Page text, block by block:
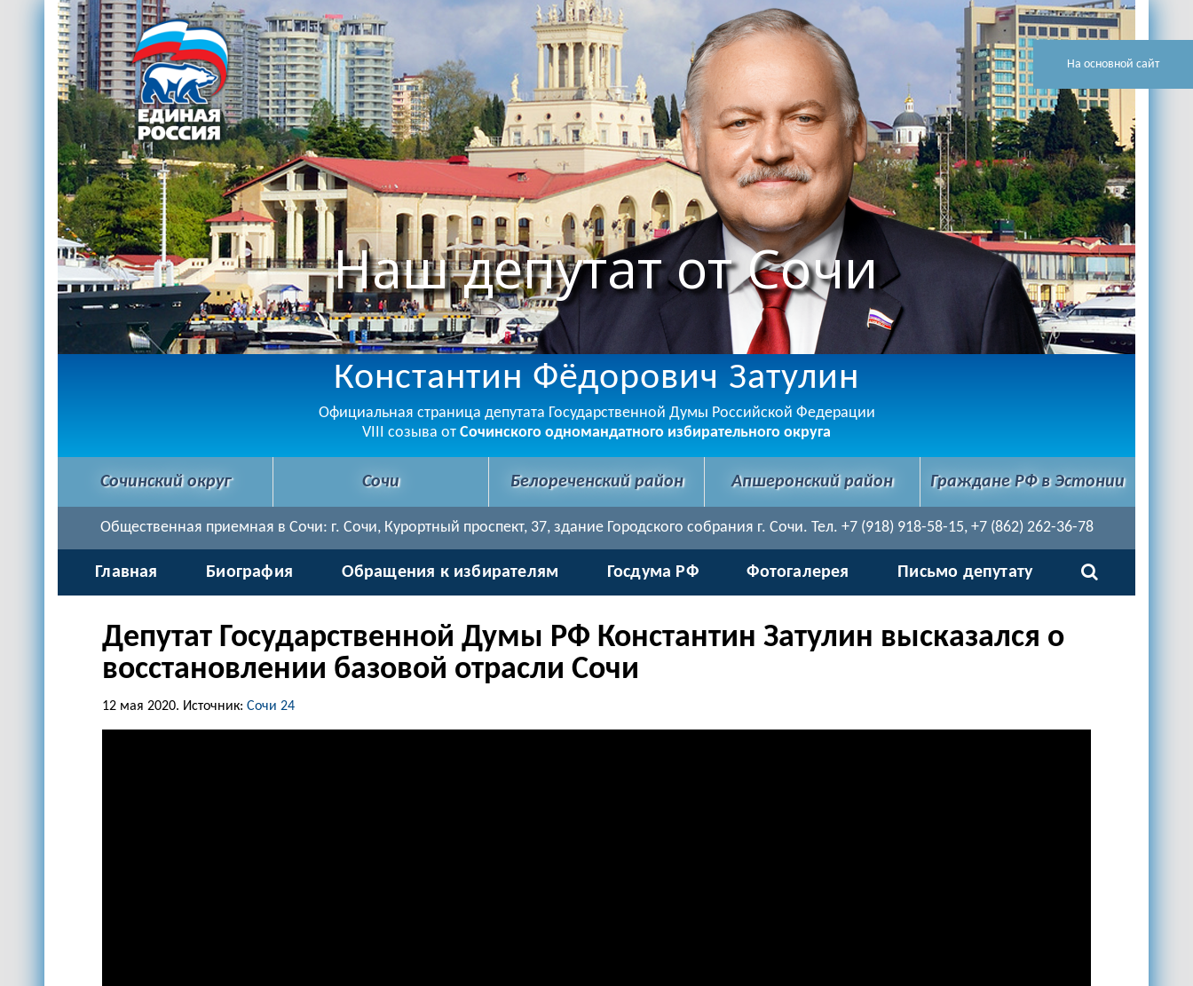
На основной сайт
Наш депутат от Сочи
Константин Фёдорович Затулин
Официальная страница депутата Государственной Думы Российской Федерации
VIII созыва от Сочинского одномандатного избирательного округа
Сочинский округ Сочи Белореченский район Апшеронский район Граждане РФ в Эстонии
Общественная приемная в Сочи: г. Сочи, Курортный проспект, 37, здание Городского собрания г. Сочи. Тел. +7 (918) 918-58-15, +7 (862) 262-36-78
Главная Биография Обращения к избирателям Госдума РФ Фотогалерея Письмо депутату
Депутат Государственной Думы РФ Константин Затулин высказался о
восстановлении базовой отрасли Сочи
12 мая 2020. Источник: Сочи 24